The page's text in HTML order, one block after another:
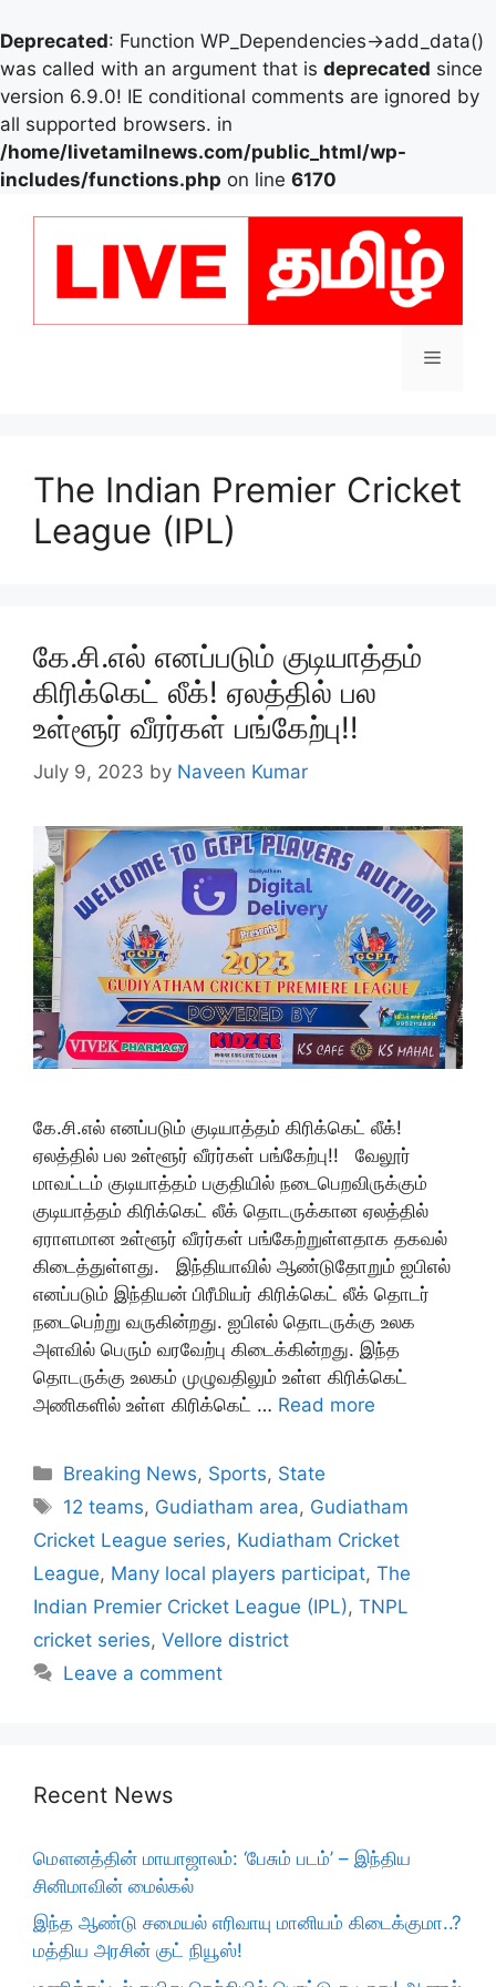
Deprecated: Function WP_Dependencies->add_data()
was called with an argument that is deprecated since
version 6.9.0! IE conditional comments are ignored by
all supported browsers. in
/home/livetamilnews.com/public_html/wp-
includes/functions.php on line 6170
Menu
The Indian Premier Cricket
League (IPL)
கே.சி.எல் எனப்படும் குடியாத்தம்
கிரிக்கெட் லீக்! ஏலத்தில் பல
உள்ளூர் வீரர்கள் பங்கேற்பு!!
July 9, 2023 by Naveen Kumar
கே.சி.எல் எனப்படும் குடியாத்தம் கிரிக்கெட் லீக்!
ஏலத்தில் பல உள்ளூர் வீரர்கள் பங்கேற்பு!! வேலூர்
மாவட்டம் குடியாத்தம் பகுதியில் நடைபெறவிருக்கும்
குடியாத்தம் கிரிக்கெட் லீக் தொடருக்கான ஏலத்தில்
ஏராளமான உள்ளூர் வீரர்கள் பங்கேற்றுள்ளதாக தகவல்
கிடைத்துள்ளது. இந்தியாவில் ஆண்டுதோறும் ஐபிஎல்
எனப்படும் இந்தியன் பிரீமியர் கிரிக்கெட் லீக் தொடர்
நடைபெற்று வருகின்றது. ஐபிஎல் தொடருக்கு உலக
அளவில் பெரும் வரவேற்பு கிடைக்கின்றது. இந்த
தொடருக்கு உலகம் முழுவதிலும் உள்ள கிரிக்கெட்
அணிகளில் உள்ள கிரிக்கெட் … Read more
Categories
Breaking News, Sports, State
Tags
12 teams, Gudiatham area, Gudiatham
Cricket League series, Kudiatham Cricket
League, Many local players participat, The
Indian Premier Cricket League (IPL), TNPL
cricket series, ​​Vellore district
Leave a comment
Recent News
மௌனத்தின் மாயாஜாலம்: ‘பேசும் படம்’ – இந்திய
சினிமாவின் மைல்கல்
இந்த ஆண்டு சமையல் எரிவாயு மானியம் கிடைக்குமா..?
மத்திய அரசின் குட் நியூஸ்!